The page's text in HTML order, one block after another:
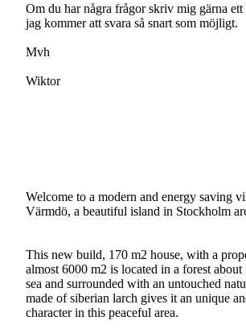
Om du har några frågor skriv mig gärna ett
jag kommer att svara så snart som möjligt.
Mvh
Wiktor
Welcome to a modern and energy saving
Värmdö, a beautiful island in Stockholm
This new build, 170 m2 house, with a
almost 6000 m2 is located in a forest
sea and surrounded with an untouched
made of siberian larch gives it an unique
character in this peaceful area.